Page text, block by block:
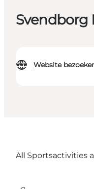
Svendborg
Website
All Sportsactivities